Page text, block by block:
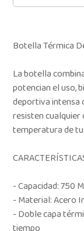
Botella Térmica
La botella
potencian el uso,
deportiva intensa
resisten cualquier
temperatura de
- Capacidad: 750
- Material: Acero
- Doble capa